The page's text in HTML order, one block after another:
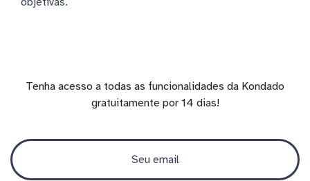
Tenha acesso a todas as funcionalidades da Kondado
gratuitamente por 14 dias!